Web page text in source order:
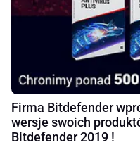
Firma Bitdefender
wersje swoich
Bitdefender 2019 !